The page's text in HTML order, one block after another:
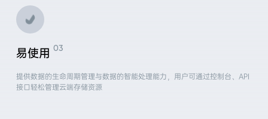
易使用
提供数据的生命周期管理与数据的智能处理能力，用户可通过控制台、API
接口轻松管理云端存储资源